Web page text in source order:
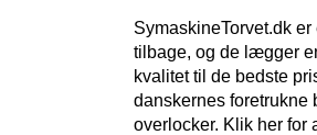
SymaskineTorvet.dk
tilbage, og de lægger
kvalitet til de bedste
danskernes foretrukne
overlocker. Klik her for